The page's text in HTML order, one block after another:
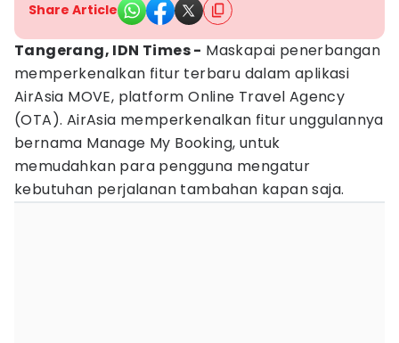
Share Article
Tangerang, IDN Times - Maskapai penerbangan
memperkenalkan fitur terbaru dalam aplikasi
AirAsia MOVE, platform Online Travel Agency
(OTA). AirAsia memperkenalkan fitur unggulannya
bernama Manage My Booking, untuk
memudahkan para pengguna mengatur
kebutuhan perjalanan tambahan kapan saja.